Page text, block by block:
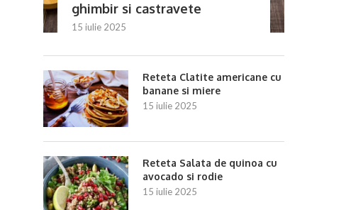
ghimbir si castravete
15 iulie 2025
Reteta Clatite americane cu
banane si miere
15 iulie 2025
Reteta Salata de quinoa cu
avocado si rodie
15 iulie 2025